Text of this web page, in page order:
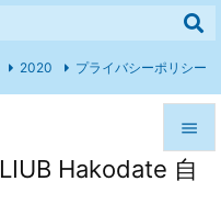
LIUB Hakodate 自


2020 プライバシーポリシー